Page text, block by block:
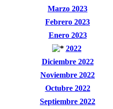
Marzo 2023
Febrero 2023
Enero 2023
2022
Diciembre 2022
Noviembre 2022
Octubre 2022
Septiembre 2022